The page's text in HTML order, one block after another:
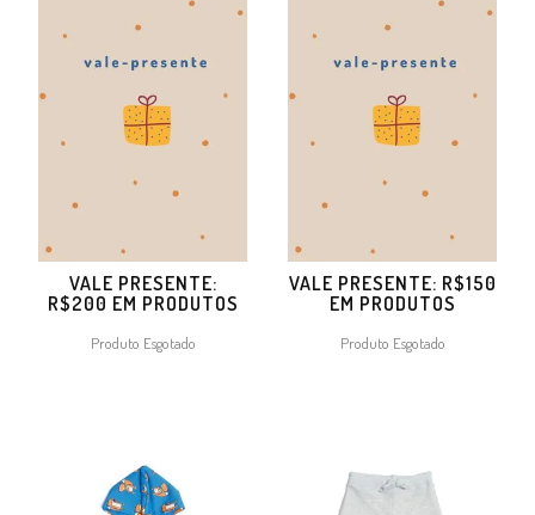
VALE PRESENTE:
R$200 EM PRODUTOS
Produto Esgotado
VALE PRESENTE: R$150
EM PRODUTOS
Produto Esgotado